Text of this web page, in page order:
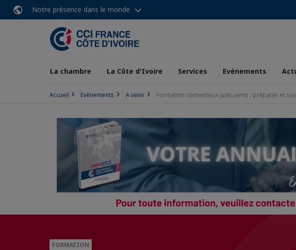
Notre présence dans le monde
La chambre La Côte d'Ivoire Services Evènements
Accueil Evènements A venir Formation contentieux judiciaires : préparer et
FORMATION